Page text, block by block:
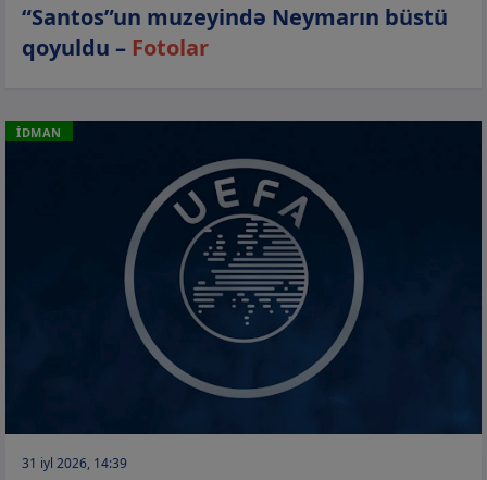
“Santos”un muzeyində Neymarın büstü
qoyuldu – Fotolar
İDMAN
31 iyl 2026, 14:39